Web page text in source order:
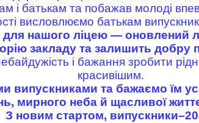
і батькам та побажав молоді
висловлюємо батькам
нашого ліцею — оновлений
закладу та залишить добру
і бажання зробити
красивішим.
випускниками та бажаємо їм
мирного неба й щасливої
З новим стартом,